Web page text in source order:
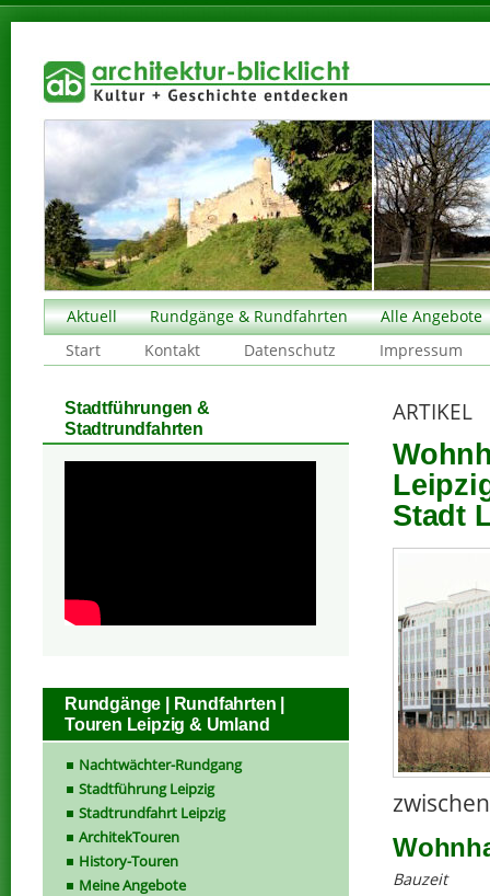
Aktuell Rundgänge & Rundfahrten
Alle Angebote
Start
Kontakt Datenschutz Impressum
ARTIKEL
Stadt
Bauzeit
Stadtführungen &
Stadtrundfahrten
Rundgänge | Rundfahrten |
Touren Leipzig & Umland
Nachtwächter-Rundgang
Stadtführung Leipzig
Stadtrundfahrt Leipzig
ArchitekTouren
History-Touren
Meine Angebote